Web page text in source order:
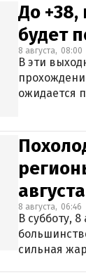
До
будет
8 августа, 08:00
В эти
ожидается
августа
8 августа, 06:46
В субботу,
сильная